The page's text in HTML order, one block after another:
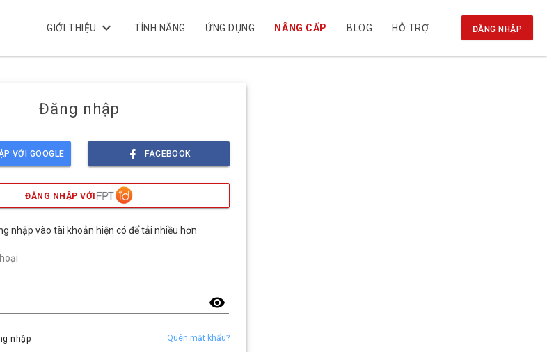
GIỚI THIỆU keyboard_arrow_down TÍNH NĂNG ỨNG DỤNG NÂNG CẤP BLOG HỖ TRỢ ĐĂNG NHẬP
Đăng nhập
VỚI GOOGLE FACEBOOK
ĐĂNG NHẬP VỚI
nhập vào tài khoản hiện có để tải nhiều hơn
visibility
nhập Quên mật khẩu?